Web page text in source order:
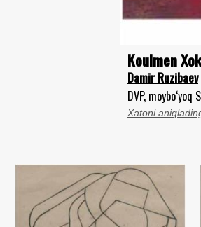
Koulmen
Damir Ruzibaev
DVP,
Xatoni